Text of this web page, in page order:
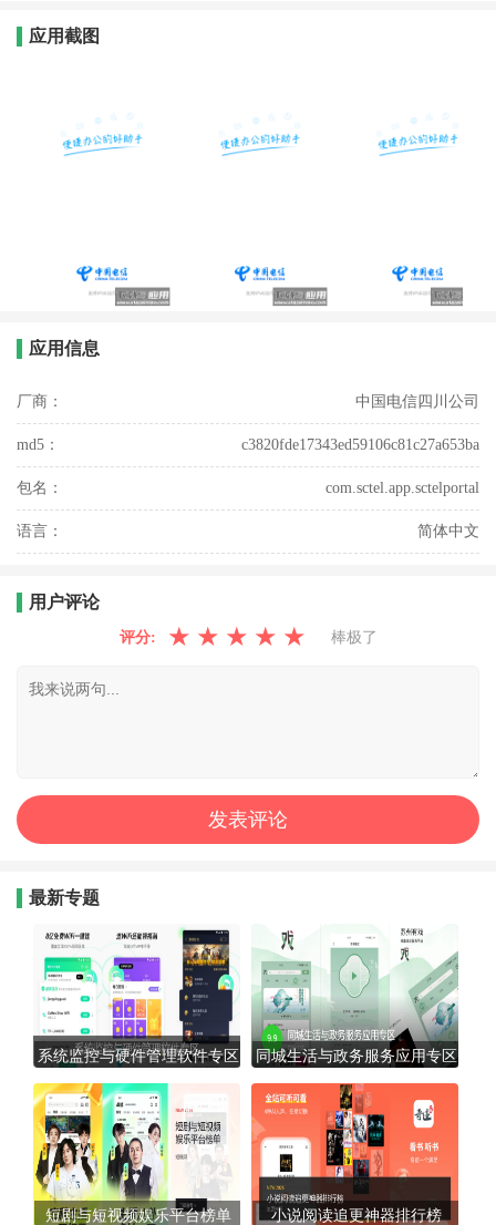
应用截图
应用信息
厂商： 中国电信四川公司
md5： c3820fde17343ed59106c81c27a653ba
包名： com.sctel.app.sctelportal
语言： 简体中文
用户评论
评分: ★ ★ ★ ★ ★ 棒极了
最新专题
系统监控与硬件管理软件专区 同城生活与政务服务应用专区
短剧与短视频娱乐平台榜单 小说阅读追更神器排行榜